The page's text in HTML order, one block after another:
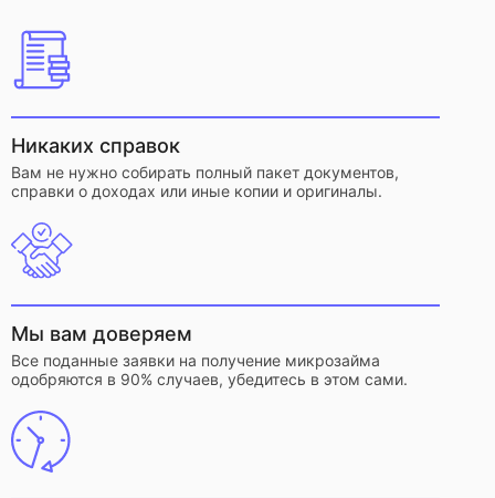
Никаких справок
Вам не нужно собирать полный пакет документов,
справки о доходах или иные копии и оригиналы.
Мы вам доверяем
Все поданные заявки на получение микрозайма
одобряются в 90% случаев, убедитесь в этом сами.